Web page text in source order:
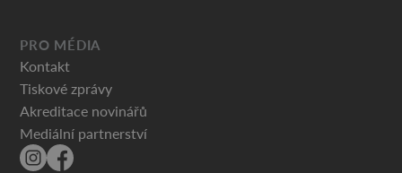
PRO MÉDIA
Kontakt
Tiskové zprávy
Akreditace novinářů
Mediální partnerství